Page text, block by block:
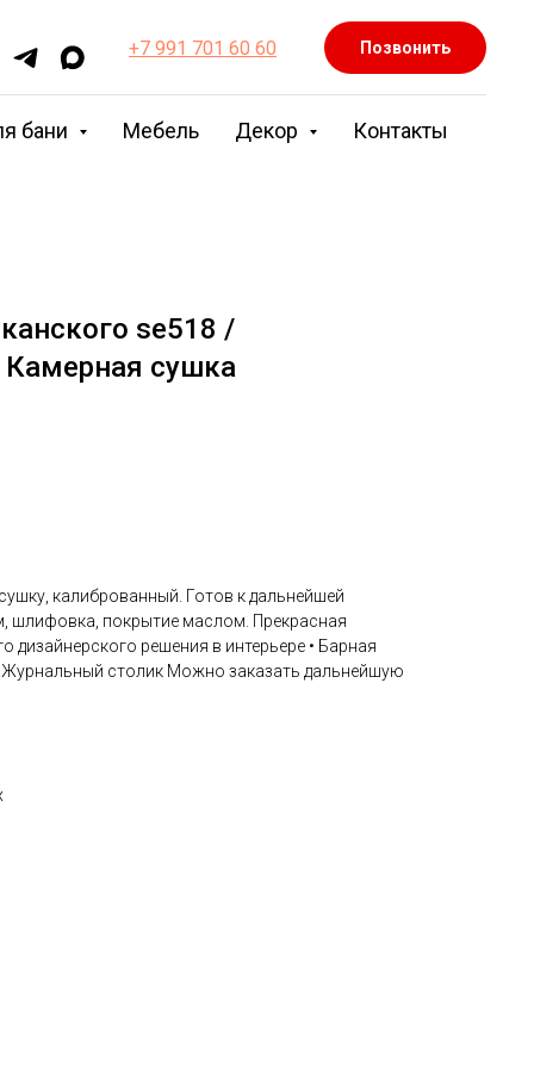
+7 991 701 60 60 Позвонить
бани Мебель Декор Контакты
se518 /
сушка
калиброванный. Готов к дальнейшей
шлифовка, покрытие маслом. Прекрасная
дизайнерского решения в интерьере • Барная
Журнальный столик Можно заказать дальнейшую